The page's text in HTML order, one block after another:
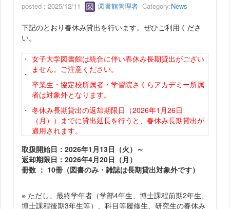
posted : 2025/12/11 図書館管理者 Category:News
下記のとおり春休み貸出を行います。ぜひご利用くださ
い。
・
・
女子大学図書館は統合に伴い春休み長期貸出がござい
ません。ご注意ください。
卒業生・協定校所属者・学習院さくらアカデミー所属
者は対象外となります。
・ 冬休み長期貸出の返却期限日（2026年1月26日
（月））までに貸出延長を行うと、春休み長期貸出が
適用されます。
取扱開始日：2026年1月13日（火）～
返却期限日：2026年4月20日（月）
冊数 ： 10冊（図書のみ・雑誌は長期貸出対象外です）
※ ただし、最終学年者（学部4年生、博士課程前期2年生、
博士課程後期3年生等）、科目等履修生、研究生の春休み